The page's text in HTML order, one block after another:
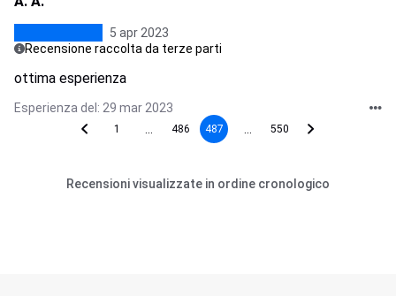
5 apr 2023
Recensione raccolta da terze parti
ottima esperienza
Esperienza del: 29 mar 2023
1 486 487 550
Recensioni visualizzate in ordine cronologico